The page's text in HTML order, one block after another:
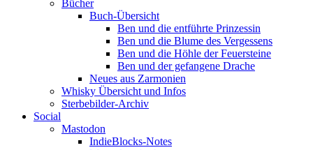
Bücher
Buch-Übersicht
Ben und die entführte Prinzessin
Ben und die Blume des Vergessens
Ben und die Höhle der Feuersteine
Ben und der gefangene Drache
Neues aus Zarmonien
Whisky Übersicht und Infos
Sterbebilder-Archiv
Social
Mastodon
IndieBlocks-Notes